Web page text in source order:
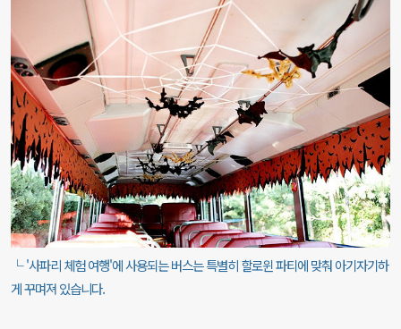
└ '사파리 체험 여행'에 사용되는 버스는 특별히 할로윈 파티에 맞춰 아기자기하
게 꾸며져 있습니다.